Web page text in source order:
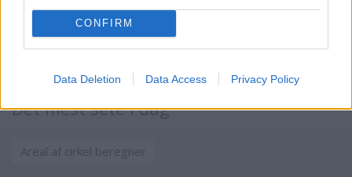
CONFIRM
Data Deletion Data Access Privacy Policy
Det mest sete i dag
Areal af cirkel beregner